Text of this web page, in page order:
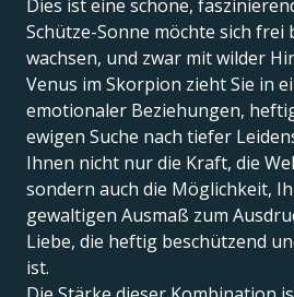
Dies ist eine schöne,
Schütze-Sonne möchte sich frei
wachsen, und zwar mit wilder
Venus im Skorpion zieht Sie in
emotionaler Beziehungen,
ewigen Suche nach tiefer
Ihnen nicht nur die Kraft, die
sondern auch die Möglichkeit,
gewaltigen Ausmaß zum
Liebe, die heftig beschützend
ist.